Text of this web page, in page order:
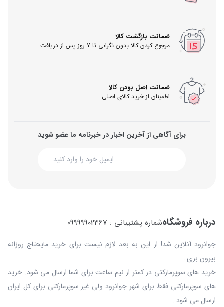
ضمانت بازگشت کالا
مرجوع کردن کالا بدون نگرانی تا 7 روز پس از دریافت
ضمانت اصل بودن کالا
اطمینان از خرید کالای اصلی
برای آگاهی از آخرین اخبار در خبرنامه ما عضو شوید
درباره فروشگاهشماره پشتیبانی : 09999902367
جوانرود آنلاین شد! از این به بعد لازم نیست برای خرید مایحتاج روزانه
بیرون بری…
خرید های سوپرمارکتی در کمتر از نیم ساعت برای شما ارسال می شود. خرید
های سوپرمارکتی فقط برای شهر جوانرود ولی غیر سوپرمارکتی برای کل ایران
ارسال می شود .